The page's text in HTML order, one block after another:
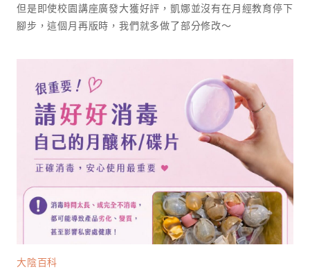
但是即使校園講座廣發大獲好評，凱娜並沒有在月經教育停下
腳步，這個月再版時，我們就多做了部分修改～
大陰百科